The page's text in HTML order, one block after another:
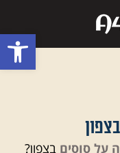
פתח
על סוסים בצפון?